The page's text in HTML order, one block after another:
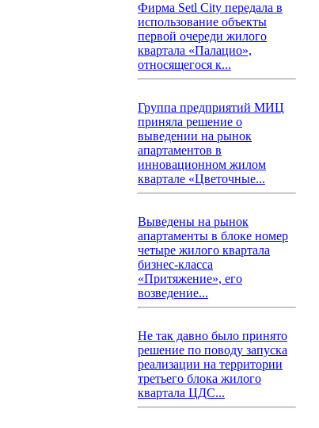
Фирма Setl City передала в
использование объекты
первой очереди жилого
квартала «Палацио»,
относящегося к...
Группа предприятий МИЦ
приняла решение о
выведении на рынок
апартаментов в
инновационном жилом
квартале «Цветочные...
Выведены на рынок
апартаменты в блоке номер
четыре жилого квартала
бизнес-класса
«Притяжение», его
возведение...
Не так давно было принято
решение по поводу запуска
реализации на территории
третьего блока жилого
квартала ЦДС...